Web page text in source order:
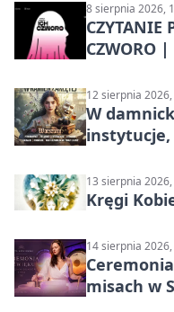
8 sierpnia 2026,
CZYTANIE
CZWORO
12 sierpnia
W
13 sierpnia
Kręgi
14 sierpnia
misach w